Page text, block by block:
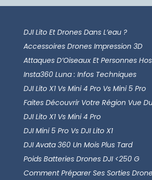
DJI Lito Et Drones Dans L’eau ?
Accessoires Drones Impression 3D
Attaques D’Oiseaux Et Personnes
Insta360 Luna : Infos Techniques
DJI Lito X1 Vs Mini 4 Pro Vs Mini 5 Pro
Faites Découvrir Votre Région Vue
DJI Lito X1 Vs Mini 4 Pro
DJI Mini 5 Pro Vs DJI Lito X1
DJI Avata 360 Un Mois Plus Tard
Poids Batteries Drones DJI <250 G
Comment Préparer Ses Sorties